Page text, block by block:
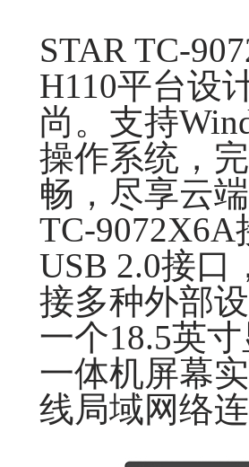
STAR TC-
H110平台设
尚。支持
操作系统，
畅，尽享云
TC-9072X6A
USB 2.0接口
接多种外部设
一个18.5英
一体机屏幕
线局域网络连